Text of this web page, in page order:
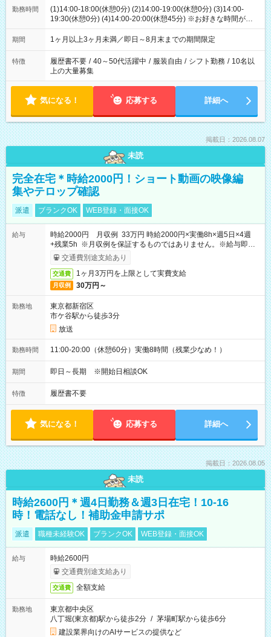
勤務時間
(1)14:00-18:00(休憩0分) (2)14:00-19:00(休憩0分) (3)14:00-
19:30(休憩0分) (4)14:00-20:00(休憩45分) ※お好きな時間が選べ
ます
期間 1ヶ月以上3ヶ月未満／即日～8月末までの期間限定
特徴 履歴書不要 / 40～50代活躍中 / 服装自由 / シフト勤務 / 10名以
上の大量募集
気になる！ 応募する 詳細へ
掲載日：2026.08.07
未読
完全在宅＊時給2000円！ショート動画の映像編
集やテロップ確認
派遣 ブランクOK WEB登録・面接OK
給与
時給2000円 月収例 33万円 時給2000円×実働8h×週5日×4週
+残業5h ※月収例を保証するものではありません。※給与即受
取りサービス利用可（利用条件有）
交通費別途支給あり
交通費 1ヶ月3万円を上限として実費支給
月収例 30万円～
勤務地
東京都新宿区
市ケ谷駅から徒歩3分
放送
勤務時間 11:00-20:00（休憩60分）実働8時間（残業少なめ！）
期間 即日～長期 ※開始日相談OK
特徴 履歴書不要
気になる！ 応募する 詳細へ
掲載日：2026.08.05
未読
時給2600円＊週4日勤務＆週3日在宅！10-16
時！電話なし！補助金申請サポ
派遣 職種未経験OK ブランクOK WEB登録・面接OK
給与
時給2600円
交通費別途支給あり
交通費 全額支給
勤務地
東京都中央区
八丁堀(東京都)駅から徒歩2分 / 茅場町駅から徒歩6分
建設業界向けのAIサービスの提供など